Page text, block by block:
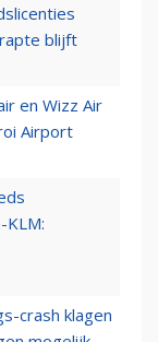
blijft
en Wizz Air
Airport
KLM:
crash klagen